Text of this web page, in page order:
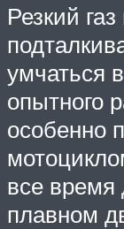
Резкий
умчаться
опытного
особенно
все время
плавном